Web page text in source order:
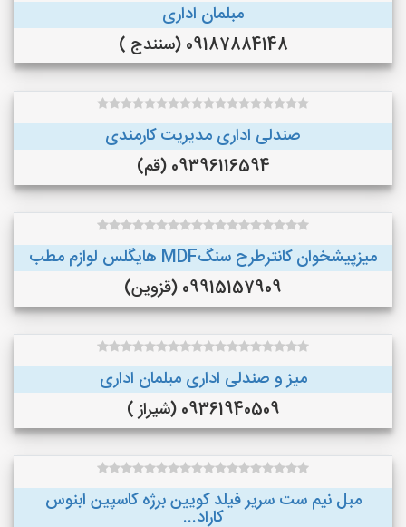
مبلمان اداری
09187884148 (سنندج )
صندلی اداری مدیریت کارمندی
09396116594 (قم)
میزپیشخوان کانترطرح سنگMDF هایگلس لوازم مطب
09915157909 (قزوین)
میز و صندلی اداری مبلمان اداری
09361940509 (شیراز )
مبل نیم ست سریر فیلد کویین برژه کاسپین ابنوس
کاراد...